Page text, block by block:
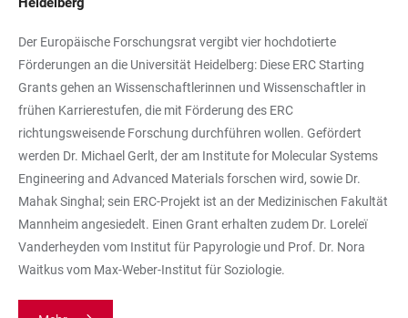
Der Europäische Forschungsrat vergibt vier hochdotierte
Förderungen an die Universität Heidelberg: Diese ERC Starting
Grants gehen an Wissenschaftlerinnen und Wissenschaftler in
frühen Karrierestufen, die mit Förderung des ERC
richtungsweisende Forschung durchführen wollen. Gefördert
werden Dr. Michael Gerlt, der am Institute for Molecular Systems
Engineering and Advanced Materials forschen wird, sowie Dr.
Mahak Singhal; sein ERC-Projekt ist an der Medizinischen Fakultät
Mannheim angesiedelt. Einen Grant erhalten zudem Dr. Loreleï
Vanderheyden vom Institut für Papyrologie und Prof. Dr. Nora
Waitkus vom Max-Weber-Institut für Soziologie.